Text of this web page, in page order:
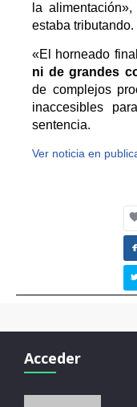
la
estaba tributando.
«El horneado final
ni de grandes
de complejos
inaccesibles
sentencia.
Ver noticia en
facebook
Acceder